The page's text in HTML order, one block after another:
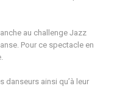
au challenge Jazz
Pour ce spectacle en
danseurs ainsi qu’à leur